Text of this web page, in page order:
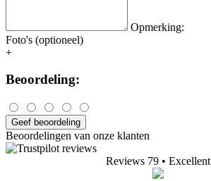
Opmerking:
Foto's (optioneel)
+
Beoordeling:
Geef beoordeling
Beoordelingen van onze klanten
Reviews 79 • Excellent